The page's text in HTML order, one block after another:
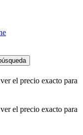
el precio exacto para
el precio exacto para